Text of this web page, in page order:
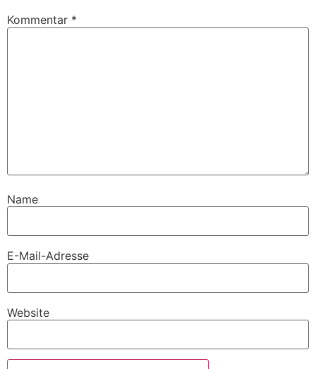
Kommentar *
Name
E-Mail-Adresse
Website